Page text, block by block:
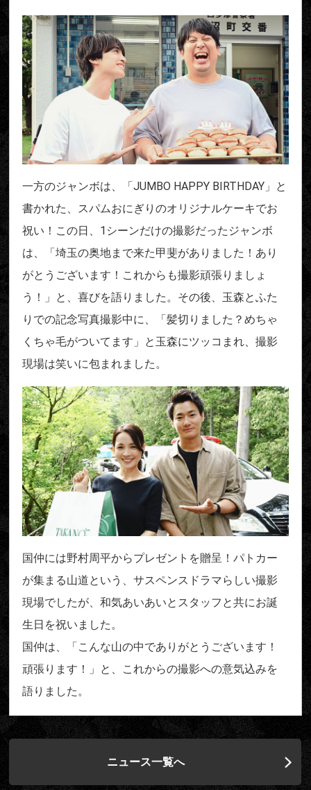
一方のジャンボは、「JUMBO HAPPY BIRTHDAY」と
書かれた、スパムおにぎりのオリジナルケーキでお
祝い！この日、1シーンだけの撮影だったジャンボ
は、「埼玉の奥地まで来た甲斐がありました！あり
がとうございます！これからも撮影頑張りましょ
う！」と、喜びを語りました。その後、玉森とふた
りでの記念写真撮影中に、「髪切りました？めちゃ
くちゃ毛がついてます」と玉森にツッコまれ、撮影
現場は笑いに包まれました。
国仲には野村周平からプレゼントを贈呈！パトカー
が集まる山道という、サスペンスドラマらしい撮影
現場でしたが、和気あいあいとスタッフと共にお誕
生日を祝いました。
国仲は、「こんな山の中でありがとうございます！
頑張ります！」と、これからの撮影への意気込みを
語りました。
ニュース一覧へ